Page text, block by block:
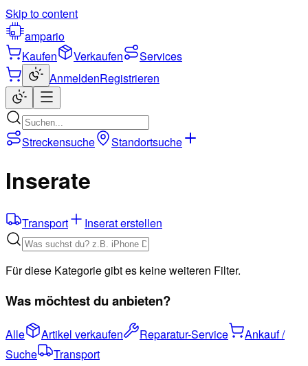
Skip to content
ampario
Kaufen
Verkaufen
Services
AnmeldenRegistrieren
Streckensuche Standortsuche
Inserate
Transport Inserat erstellen
Für diese Kategorie gibt es keine weiteren Filter.
Was möchtest du anbieten?
Alle Artikel verkaufen Reparatur-Service
Ankauf /
Suche
Transport